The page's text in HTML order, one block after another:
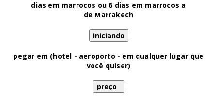
dias em marrocos ou 6 dias em marrocos a
de Marrakech
pegar em (hotel - aeroporto - em qualquer lugar que
você quiser)